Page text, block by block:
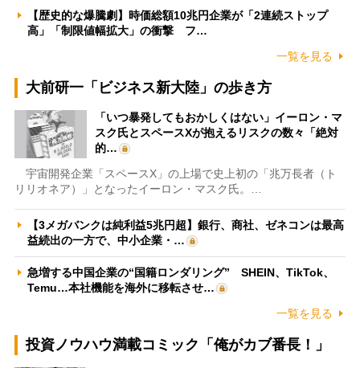
【歴史的な爆騰劇】時価総額10兆円企業が「2連続ストップ
高」「制限値幅拡大」の衝撃 フ…
一覧を見る
大前研一「ビジネス新大陸」の歩き方
「いつ暴発してもおかしくはない」イーロン・マ
スク氏とスペースXが抱えるリスクの数々「絶対
的…
宇宙開発企業「スペースX」の上場で史上初の「兆万長者（ト
リリオネア）」となったイーロン・マスク氏。…
【3メガバンクは純利益5兆円超】銀行、商社、ゼネコンは最高
益続出の一方で、中小企業・…
急増する中国企業の“国籍ロンダリング” SHEIN、TikTok、
Temu…本社機能を海外に移転させ…
一覧を見る
投資ノウハウ満載コミック「俺がカブ番長！」